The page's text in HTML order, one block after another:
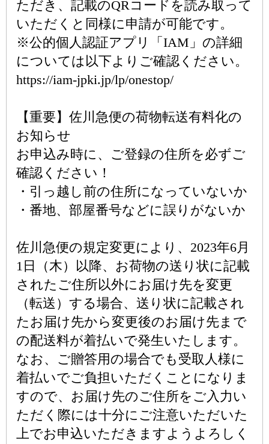
ただき、記載のQRコードを読み取って
いただくと同様に申請が可能です。
※公的個人認証アプリ「IAM」の詳細
については以下よりご確認ください。
https://iam-jpki.jp/lp/onestop/
【重要】佐川急便の荷物転送有料化の
お知らせ
お申込み時に、ご登録の住所を必ずご
確認ください！
・引っ越し前の住所になっていないか
・番地、部屋番号などに誤りがないか
佐川急便の規定変更により、2023年6月
1日（木）以降、お荷物の送り状に記載
されたご住所以外にお届け先を変更
（転送）する場合、送り状に記載され
たお届け先から変更後のお届け先まで
の配送料が着払いで発生いたします。
なお、ご贈答用の場合でも受取人様に
着払いでご負担いただくことになりま
すので、お届け先のご住所をご入力い
ただく際には十分にご注意いただいた
上でお申込いただきますようよろしく